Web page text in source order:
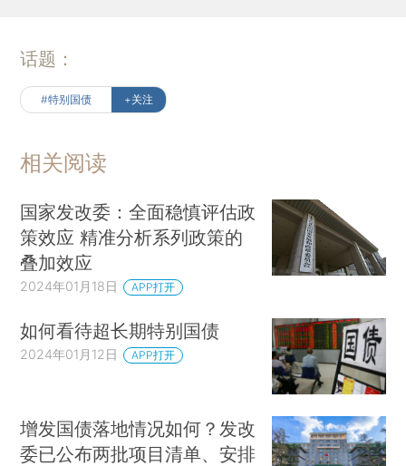
话题：
#特别国债 +关注
相关阅读
国家发改委：全面稳慎评估政
策效应 精准分析系列政策的
叠加效应
2024年01月18日 APP打开
如何看待超长期特别国债
2024年01月12日 APP打开
增发国债落地情况如何？发改
委已公布两批项目清单、安排